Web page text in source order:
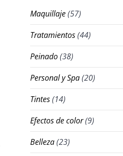
Maquillaje(57)
Tratamientos(44)
Peinado(38)
Personal y Spa(20)
Tintes(14)
Efectos de color(9)
Belleza(23)